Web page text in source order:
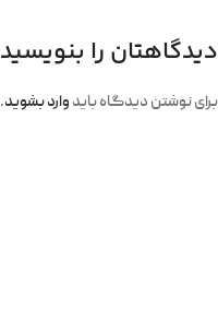
دیدگاهتان را بنویسید
برای نوشتن دیدگاه باید وارد بشوید.